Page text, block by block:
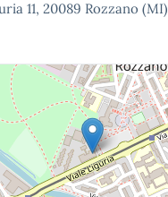
11, 20089 Rozzano (MI)